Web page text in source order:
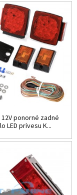
12V ponorné zadné
LED prívesu K...